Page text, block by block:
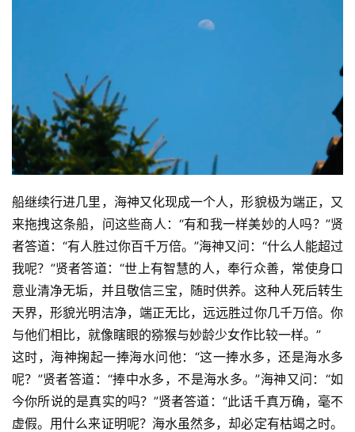
船继续行进几里，海神又化现成一个人，形貌极为端正，又
来拖拽这条船，问这些商人：“有和我一样美妙的人吗？”贤
者答道：“有人胜过你百千万倍。”海神又问：“什么人能超过
我呢？”贤者答道：“世上有智慧的人，奉行众善，常使身口
意业清净无垢，并且敬信三宝，随时供养。这种人死后转生
天界，形貌光明洁净，端正无比，远远胜过你几千万倍。你
与他们相比，就像瞎眼的猕猴与妙龄少女作比较一样。”
这时，海神掬起一捧海水问他：“这一捧水多，还是海水多
呢？”贤者答道：“捧中水多，不是海水多。”海神又问：“如
今你所说的是真实的吗？”贤者答道：“此话千真万确，毫不
虚假。用什么来证明呢？海水虽然多，却必定有枯竭之时。